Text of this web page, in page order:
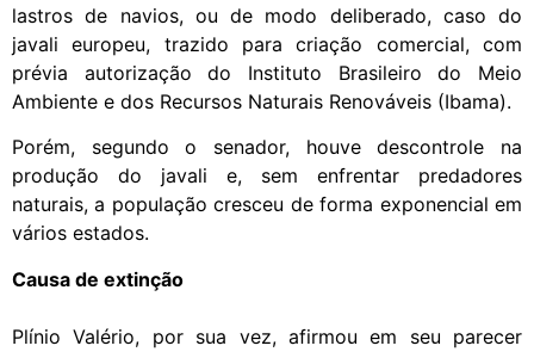
lastros de navios, ou de modo deliberado, caso do
javali europeu, trazido para criação comercial, com
prévia autorização do Instituto Brasileiro do Meio
Ambiente e dos Recursos Naturais Renováveis (Ibama).
Porém, segundo o senador, houve descontrole na
produção do javali e, sem enfrentar predadores
naturais, a população cresceu de forma exponencial em
vários estados.
Causa de extinção
Plínio Valério, por sua vez, afirmou em seu parecer